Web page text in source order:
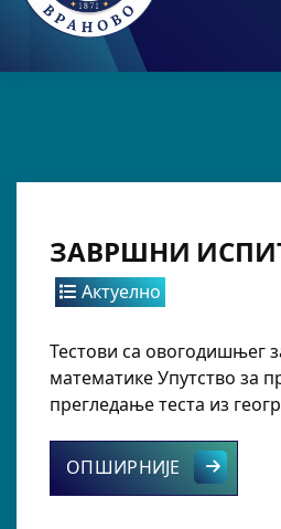
ЗАВРШНИ
Актуелно
Тестови са овогодишњег
математике Упутство за
прегледање теста из
ОПШИРНИЈЕ ЗАВРШНИ